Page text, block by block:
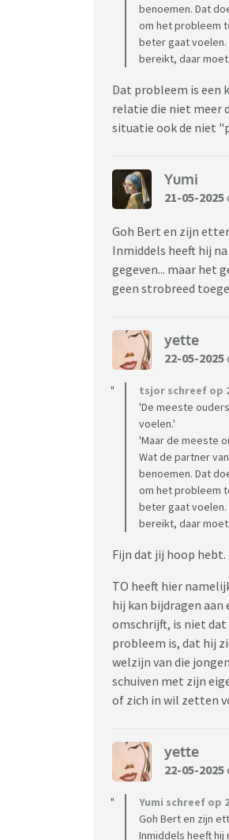
benoemen. Dat
om het probleem
beter gaat voelen.
bereikt, daar moet
Dat probleem is een
relatie die niet meer
situatie ook de niet
Yumi
21-05-2025
Goh Bert en zijn
Inmiddels heeft hij
gegeven... maar het
geen strobreed
yette
22-05-2025
tsjor schreef op
'De meeste
voelen.'
'Maar de meeste
Wat de partner
benoemen. Dat
om het probleem
beter gaat voelen.
bereikt, daar moet
Fijn dat jij hoop
TO heeft hier
hij kan bijdragen
omschrijft, is niet dat
probleem is, dat hij
welzijn van die
schuiven met zijn
of zich in wil zetten
yette
22-05-2025
Yumi schreef op
Goh Bert en zijn
Inmiddels heeft